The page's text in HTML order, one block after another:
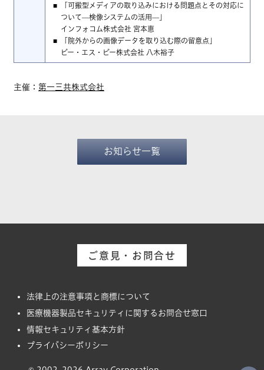
「可搬型メディアの取り込みにおける問題点とその対応に
ついて—検像システムの活用—」
インフォコム株式会社 宮本恵
「院外からの画像データを取り込む際の留意点」
ピー・エス・ピー株式会社 八木裕子
主催： 第一三共株式会社
お知らせ一覧
ご意見・お問合せ
法律上の注意事項と商標について
医療機器製品セキュリティに関するお問合せ窓口
情報セキュリティ基本方針
プライバシーポリシー